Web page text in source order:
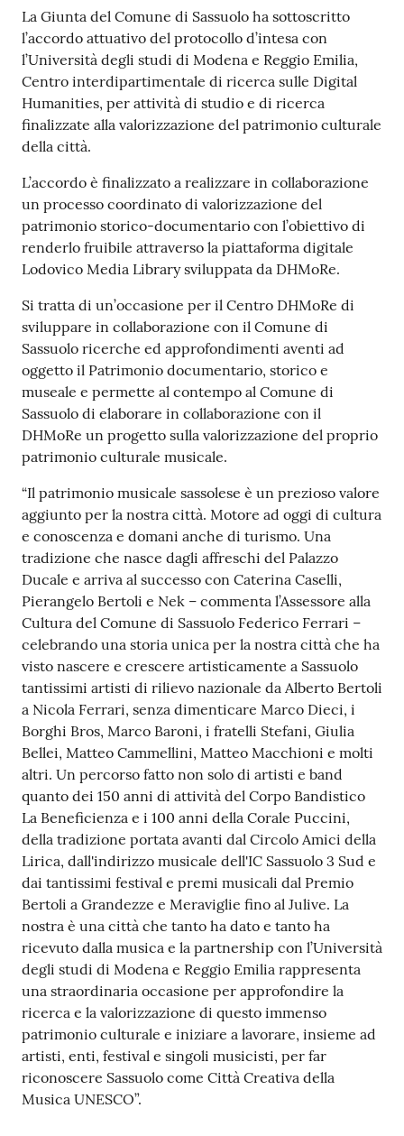
a
s
s
u
o
l
o
Tutti
gli
argomenti...
Seguici
su
Contenuto
La Giunta del Comune di Sassuolo ha sottoscritto
l’accordo attuativo del protocollo d’intesa con
l’Università degli studi di Modena e Reggio Emilia,
Centro interdipartimentale di ricerca sulle Digital
Humanities, per attività di studio e di ricerca
finalizzate alla valorizzazione del patrimonio culturale
della città.
L’accordo è finalizzato a realizzare in collaborazione
un processo coordinato di valorizzazione del
patrimonio storico-documentario con l’obiettivo di
renderlo fruibile attraverso la piattaforma digitale
Lodovico Media Library sviluppata da DHMoRe.
Si tratta di un’occasione per il Centro DHMoRe di
sviluppare in collaborazione con il Comune di
Sassuolo ricerche ed approfondimenti aventi ad
oggetto il Patrimonio documentario, storico e
museale e permette al contempo al Comune di
Sassuolo di elaborare in collaborazione con il
DHMoRe un progetto sulla valorizzazione del proprio
patrimonio culturale musicale.
“Il patrimonio musicale sassolese è un prezioso valore
aggiunto per la nostra città. Motore ad oggi di cultura
e conoscenza e domani anche di turismo. Una
tradizione che nasce dagli affreschi del Palazzo
Ducale e arriva al successo con Caterina Caselli,
Pierangelo Bertoli e Nek – commenta l’Assessore alla
Cultura del Comune di Sassuolo Federico Ferrari –
celebrando una storia unica per la nostra città che ha
visto nascere e crescere artisticamente a Sassuolo
tantissimi artisti di rilievo nazionale da Alberto Bertoli
a Nicola Ferrari, senza dimenticare Marco Dieci, i
Borghi Bros, Marco Baroni, i fratelli Stefani, Giulia
Bellei, Matteo Cammellini, Matteo Macchioni e molti
altri. Un percorso fatto non solo di artisti e band
quanto dei 150 anni di attività del Corpo Bandistico
La Beneficienza e i 100 anni della Corale Puccini,
della tradizione portata avanti dal Circolo Amici della
Lirica, dall'indirizzo musicale dell'IC Sassuolo 3 Sud e
dai tantissimi festival e premi musicali dal Premio
Bertoli a Grandezze e Meraviglie fino al Julive. La
nostra è una città che tanto ha dato e tanto ha
ricevuto dalla musica e la partnership con l’Università
degli studi di Modena e Reggio Emilia rappresenta
una straordinaria occasione per approfondire la
ricerca e la valorizzazione di questo immenso
patrimonio culturale e iniziare a lavorare, insieme ad
artisti, enti, festival e singoli musicisti, per far
riconoscere Sassuolo come Città Creativa della
Musica UNESCO”.